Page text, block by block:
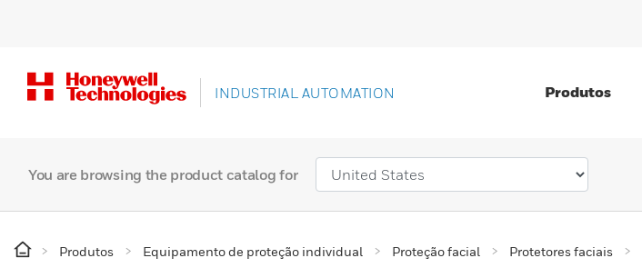
INDUSTRIAL AUTOMATION Produtos
You are browsing the product catalog for
Produtos Equipamento de proteção individual Proteção facial Protetores faciais